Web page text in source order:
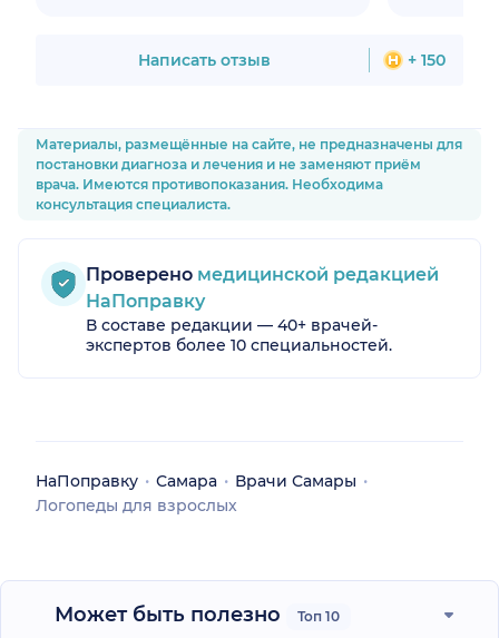
Написать отзыв + 150
Материалы, размещённые на сайте, не предназначены для
постановки диагноза и лечения и не заменяют приём
врача. Имеются противопоказания. Необходима
консультация специалиста.
Проверено медицинской редакцией
НаПоправку
В составе редакции — 40+ врачей-
экспертов более 10 специальностей.
НаПоправку Самара
Врачи Самары
Логопеды для взрослых
Может быть полезно Топ 10